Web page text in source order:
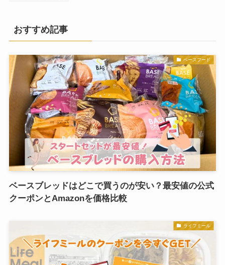
おすすめ記事
ベースフード
ベースブレッドはどこで買うのが安い？最安値の公式
クーポンとAmazonを価格比較
ライフミール